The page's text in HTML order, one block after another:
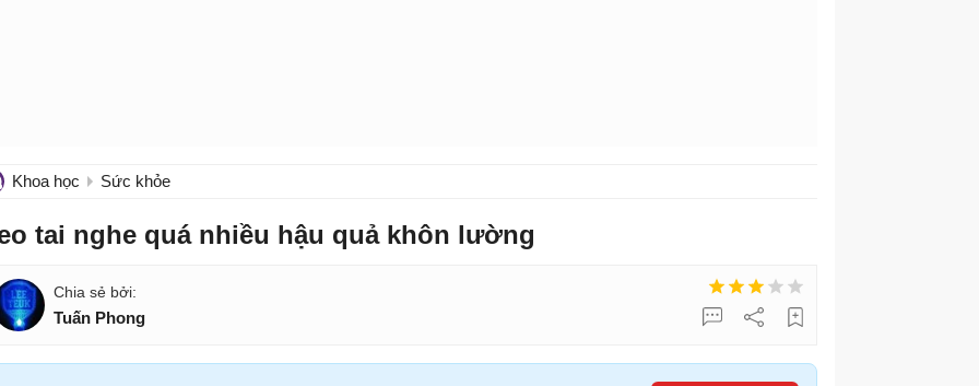
Khoa học Sức khỏe
tai nghe quá nhiều hậu quả khôn lường
Tuấn Phong